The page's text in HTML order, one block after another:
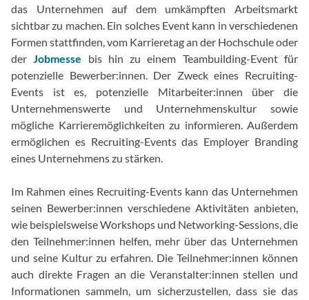
das Unternehmen auf dem umkämpften Arbeitsmarkt
sichtbar zu machen. Ein solches Event kann in verschiedenen
Formen stattfinden, vom Karrieretag an der Hochschule oder
derJobmesse bis hin zu einem Teambuilding-Event für
potenzielle Bewerber:innen. Der Zweck eines Recruiting-
Events ist es, potenzielle Mitarbeiter:innen über die
Unternehmenswerte und Unternehmenskultur sowie
mögliche Karrieremöglichkeiten zu informieren. Außerdem
ermöglichen es Recruiting-Events das Employer Branding
eines Unternehmens zu stärken.
Im Rahmen eines Recruiting-Events kann das Unternehmen
seinen Bewerber:innen verschiedene Aktivitäten anbieten,
wie beispielsweise Workshops und Networking-Sessions, die
den Teilnehmer:innen helfen, mehr über das Unternehmen
und seine Kultur zu erfahren. Die Teilnehmer:innen können
auch direkte Fragen an die Veranstalter:innen stellen und
Informationen sammeln, um sicherzustellen, dass sie das